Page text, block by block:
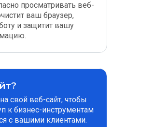
просматривать веб-
ваш браузер,
и защитит вашу
свой веб-сайт, чтобы
к бизнес-инструментам
с вашими клиентами.